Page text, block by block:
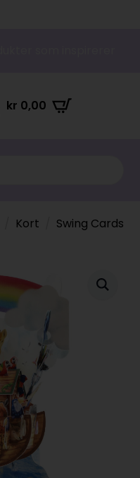
kr 0,00
Kort
Swing Cards